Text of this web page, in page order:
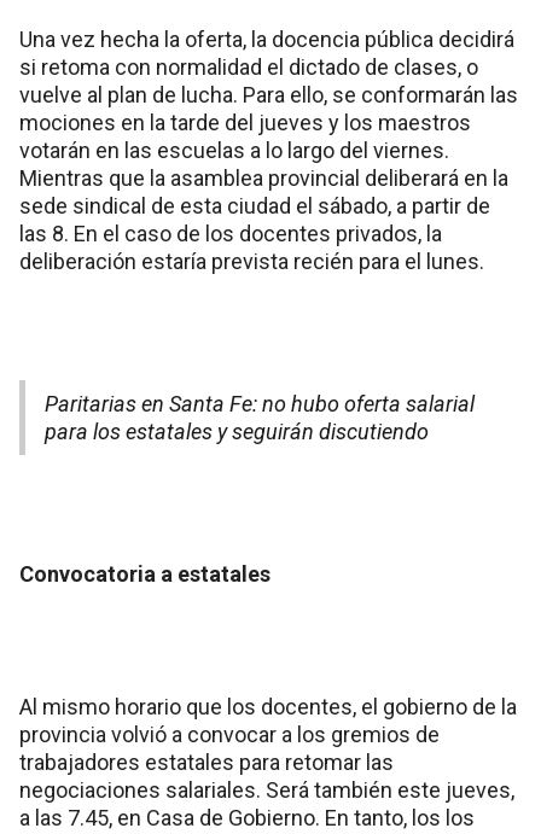
Una vez hecha la oferta, la docencia pública decidirá
si retoma con normalidad el dictado de clases, o
vuelve al plan de lucha. Para ello, se conformarán las
mociones en la tarde del jueves y los maestros
votarán en las escuelas a lo largo del viernes.
Mientras que la asamblea provincial deliberará en la
sede sindical de esta ciudad el sábado, a partir de
las 8. En el caso de los docentes privados, la
deliberación estaría prevista recién para el lunes.
Paritarias en Santa Fe: no hubo oferta salarial
para los estatales y seguirán discutiendo
Convocatoria a estatales
Al mismo horario que los docentes, el gobierno de la
provincia volvió a convocar a los gremios de
trabajadores estatales para retomar las
negociaciones salariales. Será también este jueves,
a las 7.45, en Casa de Gobierno. En tanto, los los